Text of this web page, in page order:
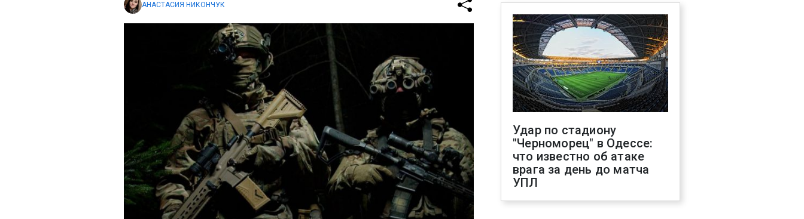
АНАСТАСИЯ НИКОНЧУК
Удар по стадиону
"Черноморец" в Одессе:
что известно об атаке
врага за день до матча
УПЛ